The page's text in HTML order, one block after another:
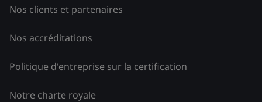
Nos clients et partenaires
Nos accréditations
Politique d'entreprise sur la certification
Notre charte royale